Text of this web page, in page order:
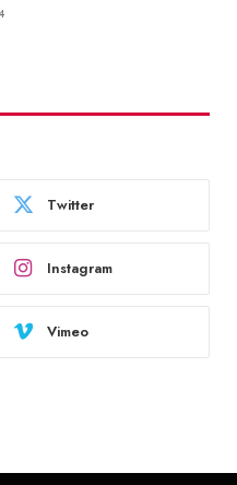
Twitter
Instagram
Vimeo